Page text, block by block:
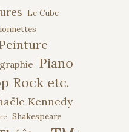
Le Cube
Piano
Rock etc.
Kennedy
Shakespeare